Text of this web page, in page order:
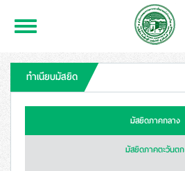
Toggle
Navigation
ทำเนียบมัสยิด
มัสยิดภาคกลาง
มัสยิดภาคตะวันตก